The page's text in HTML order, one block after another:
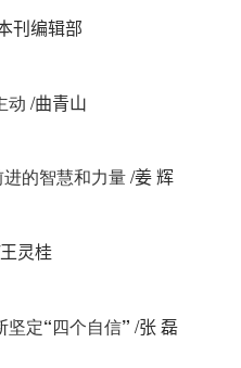
刊编辑部
动 /曲青山
的智慧和力量/姜 辉
王灵桂
坚定“四个自信” /张 磊